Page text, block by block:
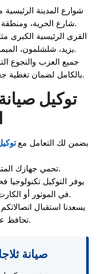
شوارع المدينة
شارع الحرية، ومنطقة المحطة ووسط البلد.
القرى الرئيسية الكبرى
يزيد، شلشلمون، الميمونة، وكفر شلشلمون.
جميع العزب والنجوع
بالكامل لضمان تغطية جغرافية شاملة ومباشرة.
توكيل
يضمن لك التعامل مع
تحمي جهازك المتطور من التدخلات العشوائية.
يوفر التوكيل
في الموتور أو الكارت الإلكتروني وشاشات الديجيتال.
يسعدنا استقبال
تحافظ على سلامة أجهزتكم.
صيانة